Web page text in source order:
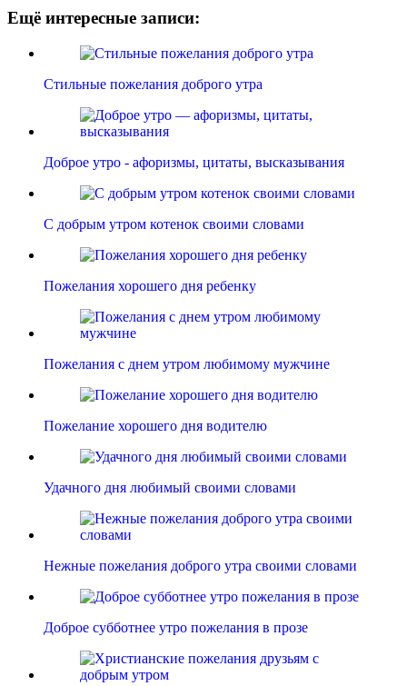
Ещё интересные записи:
Стильные пожелания доброго утра
Доброе утро - афоризмы, цитаты, высказывания
С добрым утром котенок своими словами
Пожелания хорошего дня ребенку
Пожелания с днем утром любимому мужчине
Пожелание хорошего дня водителю
Удачного дня любимый своими словами
Нежные пожелания доброго утра своими словами
Доброе субботнее утро пожелания в прозе